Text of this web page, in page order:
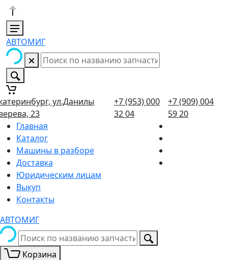
АВТОМИГ
ул.Данилы
23
+7 (953) 000
32 04
+7 (909) 004
59 20
Главная
Каталог
Машины в разборе
Доставка
Юридическим лицам
Выкуп
Контакты
АВТОМИГ
Корзина